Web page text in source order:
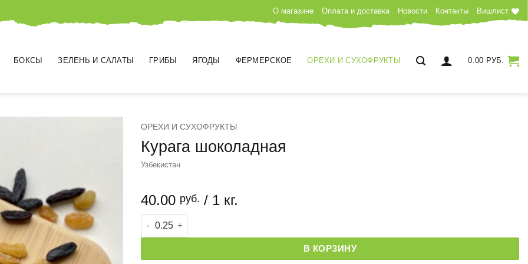
О магазине Оплата и доставка Новости Контакты Вишлист
БОКСЫ ЗЕЛЕНЬ И САЛАТЫ ГРИБЫ ЯГОДЫ ФЕРМЕРСКОЕ ОРЕХИ И СУХОФРУКТЫ 0.00 РУБ.
ОРЕХИ И СУХОФРУКТЫ
Курага шоколадная
Узбекистан
40.00 руб. / 1 кг.
Количество товара Курага шоколадная
В КОРЗИНУ